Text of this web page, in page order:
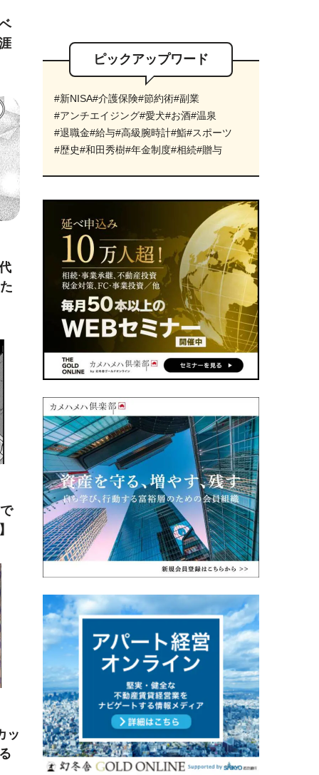
ッ
ピックアップワード
#新NISA#介護保険#節約術#副業
#アンチエイジング#愛犬#お酒#温泉
#退職金#給与#高級腕時計#鮨#スポーツ
#歴史#和田秀樹#年金制度#相続#贈与